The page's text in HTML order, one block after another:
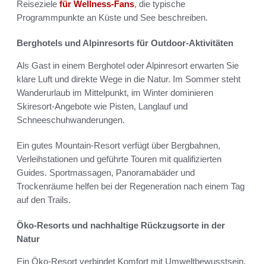
Reiseziele für Wellness-Fans, die typische
Programmpunkte an Küste und See beschreiben.
Berghotels und Alpinresorts für Outdoor-Aktivitäten
Als Gast in einem Berghotel oder Alpinresort erwarten Sie
klare Luft und direkte Wege in die Natur. Im Sommer steht
Wanderurlaub im Mittelpunkt, im Winter dominieren
Skiresort-Angebote wie Pisten, Langlauf und
Schneeschuhwanderungen.
Ein gutes Mountain-Resort verfügt über Bergbahnen,
Verleihstationen und geführte Touren mit qualifizierten
Guides. Sportmassagen, Panoramabäder und
Trockenräume helfen bei der Regeneration nach einem Tag
auf den Trails.
Öko-Resorts und nachhaltige Rückzugsorte in der
Natur
Ein Öko-Resort verbindet Komfort mit Umweltbewusstsein.